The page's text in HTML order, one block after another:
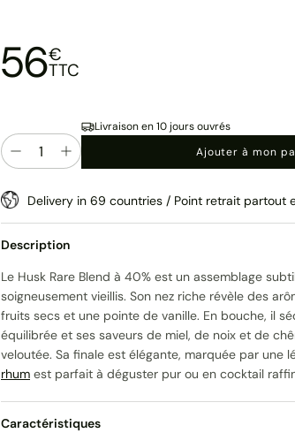
56€
TTC
Quantité
Livraison en 10 jours ouvrés
Ajouter à mon
Delivery in 69 countries / Point retrait partout
Description
Le Husk Rare Blend à 40% est un assemblage
soigneusement vieillis. Son nez riche révèle des
fruits secs et une pointe de vanille. En bouche, il
équilibrée et ses saveurs de miel, de noix et de
veloutée. Sa finale est élégante, marquée par une
rhum est parfait à déguster pur ou en cocktail
Caractéristiques